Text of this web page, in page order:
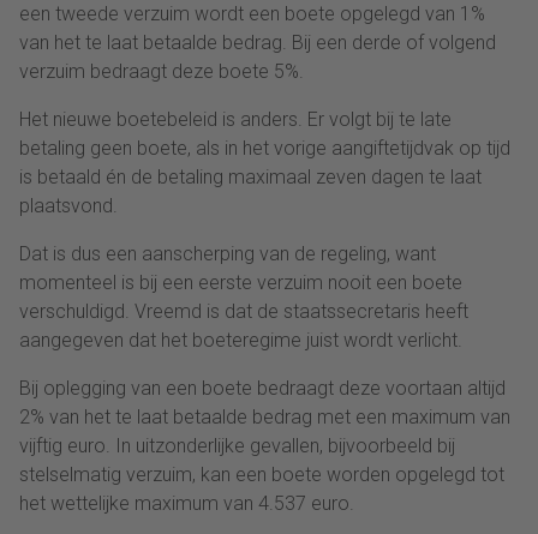
een tweede verzuim wordt een boete opgelegd van 1%
van het te laat betaalde bedrag. Bij een derde of volgend
verzuim bedraagt deze boete 5%.
Het nieuwe boetebeleid is anders. Er volgt bij te late
betaling geen boete, als in het vorige aangiftetijdvak op tijd
is betaald én de betaling maximaal zeven dagen te laat
plaatsvond.
Dat is dus een aanscherping van de regeling, want
momenteel is bij een eerste verzuim nooit een boete
verschuldigd. Vreemd is dat de staatssecretaris heeft
aangegeven dat het boeteregime juist wordt verlicht.
Bij oplegging van een boete bedraagt deze voortaan altijd
2% van het te laat betaalde bedrag met een maximum van
vijftig euro. In uitzonderlijke gevallen, bijvoorbeeld bij
stelselmatig verzuim, kan een boete worden opgelegd tot
het wettelijke maximum van 4.537 euro.